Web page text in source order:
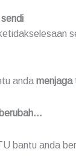
anda menjaga
bantu anda